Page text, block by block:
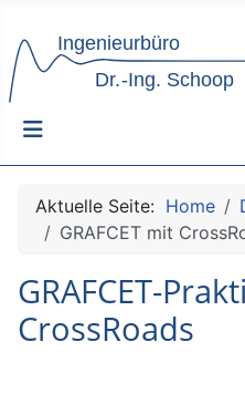
Aktuelle Seite: Home
GRAFCET mit
GRAFCET-
CrossRoads